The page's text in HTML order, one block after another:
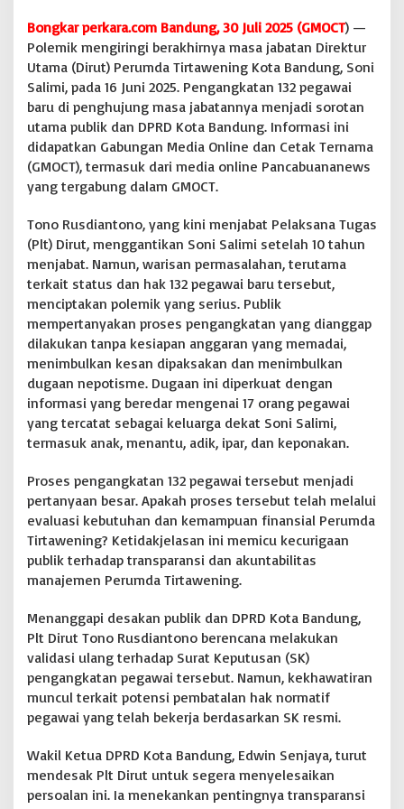
n
1
3
P
e
g
a
a
i
a
r
d
i
A
k
h
r
J
a
b
t
n
D
u
t
D
p
r
t
a
n
y
a
n
Bongkar perkara.com Bandung, 30 Juli 2025 (GMOCT) —
Polemik mengiringi berakhirnya masa jabatan Direktur
Utama (Dirut) Perumda Tirtawening Kota Bandung, Soni
Salimi, pada 16 Juni 2025. Pengangkatan 132 pegawai
baru di penghujung masa jabatannya menjadi sorotan
utama publik dan DPRD Kota Bandung. Informasi ini
didapatkan Gabungan Media Online dan Cetak Ternama
(GMOCT), termasuk dari media online Pancabuananews
yang tergabung dalam GMOCT.
Tono Rusdiantono, yang kini menjabat Pelaksana Tugas
(Plt) Dirut, menggantikan Soni Salimi setelah 10 tahun
menjabat. Namun, warisan permasalahan, terutama
terkait status dan hak 132 pegawai baru tersebut,
menciptakan polemik yang serius. Publik
mempertanyakan proses pengangkatan yang dianggap
dilakukan tanpa kesiapan anggaran yang memadai,
menimbulkan kesan dipaksakan dan menimbulkan
dugaan nepotisme. Dugaan ini diperkuat dengan
informasi yang beredar mengenai 17 orang pegawai
yang tercatat sebagai keluarga dekat Soni Salimi,
termasuk anak, menantu, adik, ipar, dan keponakan.
Proses pengangkatan 132 pegawai tersebut menjadi
pertanyaan besar. Apakah proses tersebut telah melalui
evaluasi kebutuhan dan kemampuan finansial Perumda
Tirtawening? Ketidakjelasan ini memicu kecurigaan
publik terhadap transparansi dan akuntabilitas
manajemen Perumda Tirtawening.
Menanggapi desakan publik dan DPRD Kota Bandung,
Plt Dirut Tono Rusdiantono berencana melakukan
validasi ulang terhadap Surat Keputusan (SK)
pengangkatan pegawai tersebut. Namun, kekhawatiran
muncul terkait potensi pembatalan hak normatif
pegawai yang telah bekerja berdasarkan SK resmi.
Wakil Ketua DPRD Kota Bandung, Edwin Senjaya, turut
mendesak Plt Dirut untuk segera menyelesaikan
persoalan ini. Ia menekankan pentingnya transparansi